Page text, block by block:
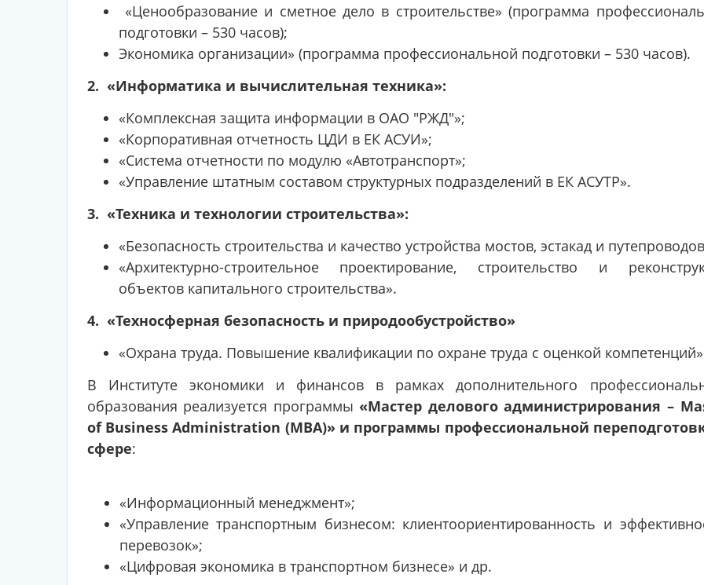
«Ценообразование и сметное дело в строительстве» (программа
подготовки – 530 часов);
Экономика организации» (программа профессиональной подготовки – 530 часов).
2. «Информатика и вычислительная техника»:
«Комплексная защита информации в ОАО "РЖД"»;
«Корпоративная отчетность ЦДИ в ЕК АСУИ»;
«Система отчетности по модулю «Автотранспорт»;
«Управление штатным составом структурных подразделений в ЕК АСУТР».
3. «Техника и технологии строительства»:
«Безопасность строительства и качество устройства мостов, эстакад и
«Архитектурно-строительное проектирование, строительство и
объектов капитального строительства».
4. «Техносферная безопасность и природообустройство»
«Охрана труда. Повышение квалификации по охране труда с оценкой
В Институте экономики и финансов в рамках дополнительного
образования реализуется программы «Мастер делового администрирования –
of Business Administration (МВА)» и программы профессиональной
сфере:
«Информационный менеджмент»;
«Управление транспортным бизнесом: клиентоориентированность и
перевозок»;
«Цифровая экономика в транспортном бизнесе» и др.